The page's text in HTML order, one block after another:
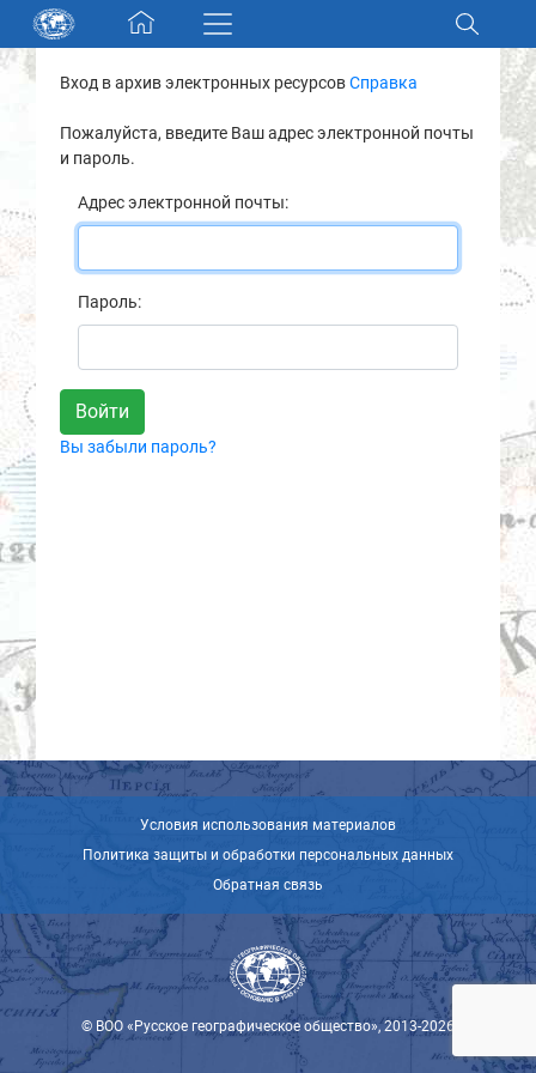
Skip navigation
Разделы и коллекции
Электронный каталог
Новости
О нас
Контакты
Партнеры
Вход в архив электронных ресурсовСправка
Пожалуйста, введите Ваш адрес электронной почты
и пароль.
Адрес электронной почты:
Пароль:
Вы забыли пароль?
Условия использования материалов
Политика защиты и обработки персональных данных
Обратная связь
© ВОО «Русское географическое общество», 2013-2026